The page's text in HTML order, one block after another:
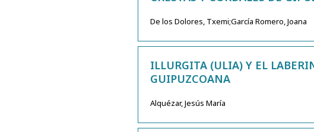
De los Dolores, Txemi;García Romero, Joana
ILLURGITA (ULIA) Y EL
GUIPUZCOANA
Alquézar, Jesús María